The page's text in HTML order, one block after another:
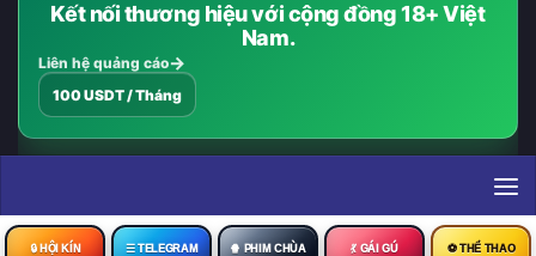
Kết nối thương hiệu với cộng đồng 18+ Việt
Nam.
Liên hệ quảng cáo
100 USDT / Tháng
🔒︎ HỘI KÍN ☰ TELEGRAM 🍿 PHIM CHÙA 💃 GÁI GÚ ⚽ THỂ THAO